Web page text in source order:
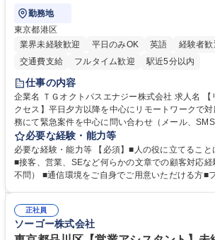
勤務地
東京都港区
業界未経験歓迎
平日のみOK 英語 経験者歓
交通費支給
フルタイム歓迎 駅近5分以内
仕事の内容
企業名 ＴＧオクトパスエナジー株式会社 求人名 【リモート/カスタマーサ
クセス】平日夕方以降を中心にリモートワークで対応 仕事の内容 在
務にて緊急案件を中心に問い合わせ（メール、
契約開始手続き処理などを行なっていただきます。
（Digiops：デジオプス）と運用構築の業務となります。 ■お問
対応業務全般（システム入力、契約手続き含む）
ションツール（メール、SMS、LINE等）を使用 ■
添ってサービス提供できることが魅力 募集職種 【リモート/カスタマーサ
クセス】平日夕方以降を中心にリモートワークで対
必要な経験・能力等
必要な経験・能力等 【必須】■人の役に立てるこ
■接客、営業、SEなど何らかの文章での顧客対応
不問） ■通信環境をご自身でご用意いただける方■
境に貢献したい■改善提案や改善アクション等新し
【英語（語学力）】■翻訳ツールを用い英語でコミ
正社員
ソーゴー株式会社